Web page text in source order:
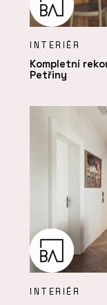
INTERIÉR
Kompletní
Petřiny
INTERIÉR